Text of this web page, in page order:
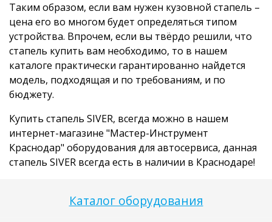
Каталог оборудования
Таким образом, если вам нужен кузовной стапель –
цена его во многом будет определяться типом
устройства. Впрочем, если вы твёрдо решили, что
стапель купить вам необходимо, то в нашем
каталоге практически гарантированно найдется
модель, подходящая и по требованиям, и по
бюджету.
Купить стапель SIVER, всегда можно в нашем
интернет-магазине "Мастер-Инструмент
Краснодар" оборудования для автосервиса, данная
стапель SIVER всегда есть в наличии в Краснодаре!